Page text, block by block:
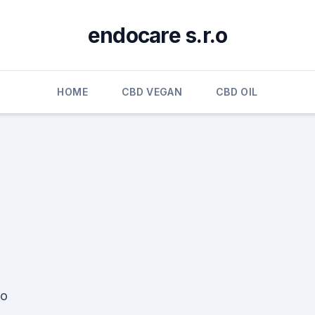
endocare s.r.o
HOME CBD VEGAN CBD OIL